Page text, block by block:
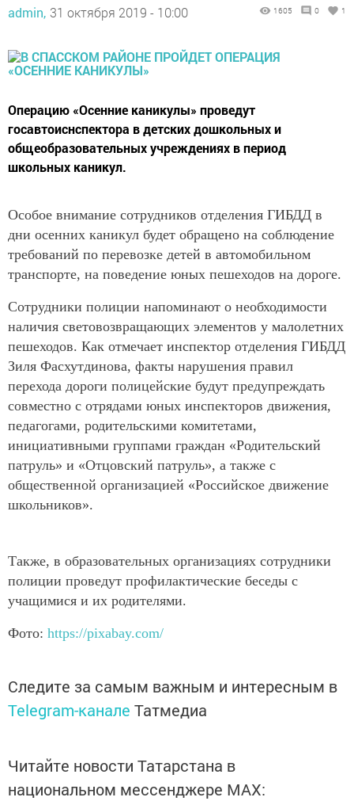
admin, 31 октября 2019 - 10:00 1605 0 1
Операцию «Осенние каникулы» проведут
госавтоиснспектора в детских дошкольных и
общеобразовательных учреждениях в период
школьных каникул.
Особое внимание сотрудников отделения ГИБДД в
дни осенних каникул будет обращено на соблюдение
требований по перевозке детей в автомобильном
транспорте, на поведение юных пешеходов на дороге.
Сотрудники полиции напоминают о необходимости
наличия световозвращающих элементов у малолетних
пешеходов. Как отмечает инспектор отделения ГИБДД
Зиля Фасхутдинова, факты нарушения правил
перехода дороги полицейские будут предупреждать
совместно с отрядами юных инспекторов движения,
педагогами, родительскими комитетами,
инициативными группами граждан «Родительский
патруль» и «Отцовский патруль», а также с
общественной организацией «Российское движение
школьников».
Также, в образовательных организациях сотрудники
полиции проведут профилактические беседы с
учащимися и их родителями.
Фото: https://pixabay.com/
Следите за самым важным и интересным в
Telegram-канале Татмедиа
Читайте новости Татарстана в
национальном мессенджере MАХ: